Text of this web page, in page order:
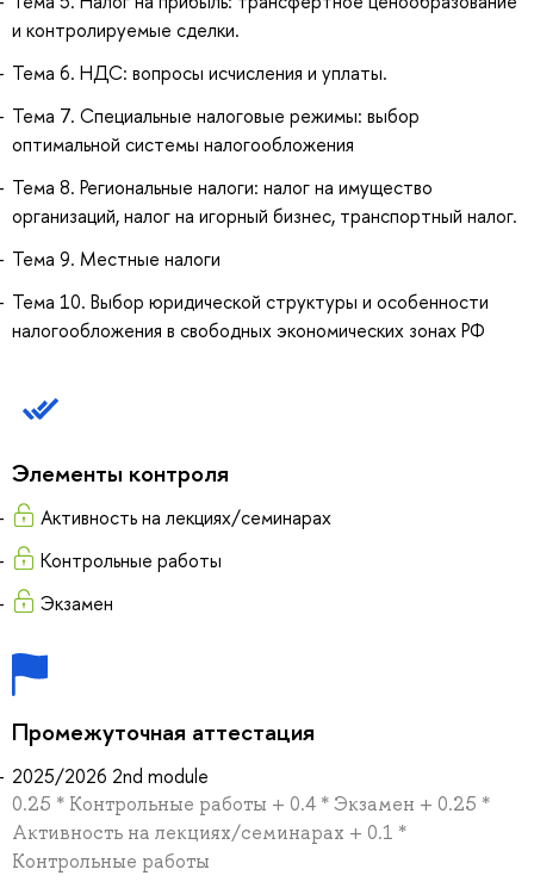
и контролируемые сделки.
Тема 6. НДС: вопросы исчисления и уплаты.
Тема 7. Специальные налоговые режимы: выбор
оптимальной системы налогообложения
Тема 8. Региональные налоги: налог на имущество
организаций, налог на игорный бизнес, транспортный налог.
Тема 9. Местные налоги
Тема 10. Выбор юридической структуры и особенности
налогообложения в свободных экономических зонах РФ
Элементы контроля
Активность на лекциях/семинарах
Контрольные работы
Экзамен
Промежуточная аттестация
2025/2026 2nd module
0.25 * Контрольные работы + 0.4 * Экзамен + 0.25 *
Активность на лекциях/семинарах + 0.1 *
Контрольные работы